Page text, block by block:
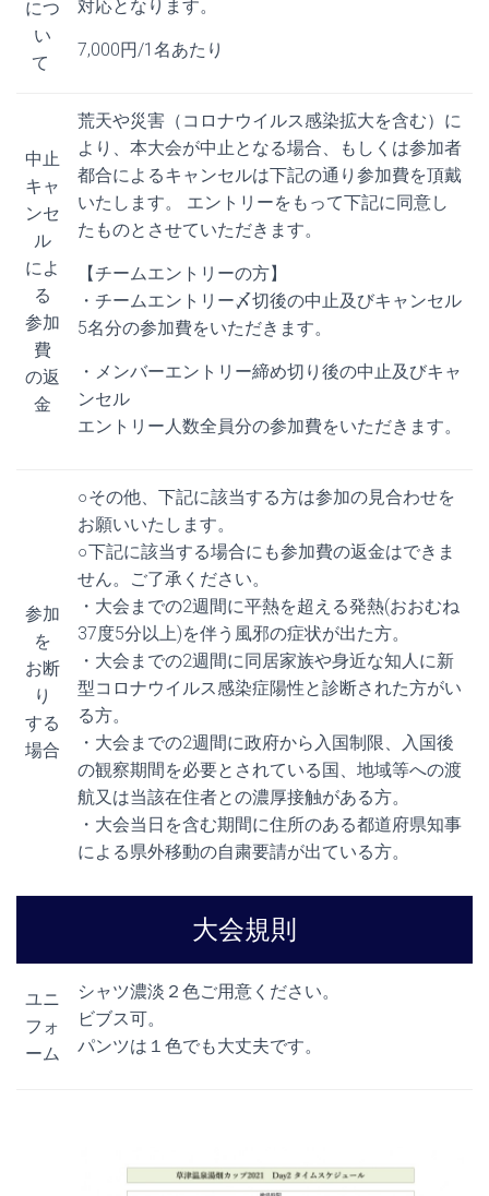
につ
い
て
対応となります。
7,000円/1名あたり
中止
キャ
ンセ
ル
によ
る
参加
費
の返
金
荒天や災害（コロナウイルス感染拡大を含む）に
より、本大会が中止となる場合、もしくは参加者
都合によるキャンセルは下記の通り参加費を頂戴
いたします。 エントリーをもって下記に同意し
たものとさせていただきます。
【チームエントリーの方】
・チームエントリー〆切後の中止及びキャンセル
5名分の参加費をいただきます。
・メンバーエントリー締め切り後の中止及びキャ
ンセル
エントリー人数全員分の参加費をいただきます。
参加
を
お断
り
する
場合
○その他、下記に該当する方は参加の見合わせを
お願いいたします。
○下記に該当する場合にも参加費の返金はできま
せん。ご了承ください。
・大会までの2週間に平熱を超える発熱(おおむね
37度5分以上)を伴う風邪の症状が出た方。
・大会までの2週間に同居家族や身近な知人に新
型コロナウイルス感染症陽性と診断された方がい
る方。
・大会までの2週間に政府から入国制限、入国後
の観察期間を必要とされている国、地域等への渡
航又は当該在住者との濃厚接触がある方。
・大会当日を含む期間に住所のある都道府県知事
による県外移動の自粛要請が出ている方。
大会規則
ユニ
フォ
ーム
シャツ濃淡２色ご用意ください。
ビブス可。
パンツは１色でも大丈夫です。